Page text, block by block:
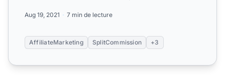
Aug 19, 2021 7 min de lecture
AffiliateMarketing SplitCommission +3